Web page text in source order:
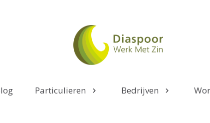
Particulieren Bedrijven